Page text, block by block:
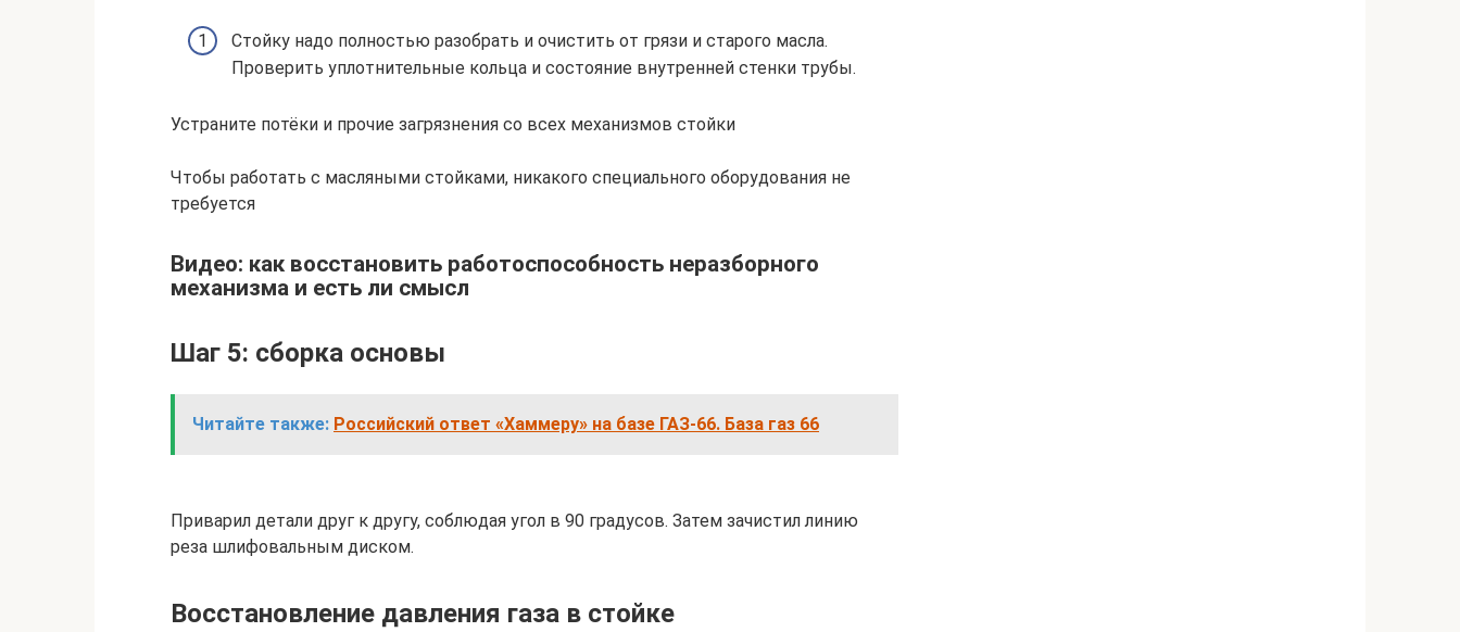
Стойку надо полностью разобрать и очистить от грязи и старого масла.
Проверить уплотнительные кольца и состояние внутренней стенки трубы.
Устраните потёки и прочие загрязнения со всех механизмов стойки
Чтобы работать с масляными стойками, никакого специального оборудования не
требуется
Видео: как восстановить работоспособность неразборного
механизма и есть ли смысл
Шаг 5: сборка основы
Читайте также: Российский ответ «Хаммеру» на базе ГАЗ-66. База газ 66
Приварил детали друг к другу, соблюдая угол в 90 градусов. Затем зачистил линию
реза шлифовальным диском.
Восстановление давления газа в стойке